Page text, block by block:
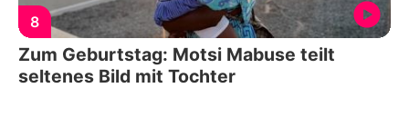
8
Zum Geburtstag: Motsi Mabuse teilt
seltenes Bild mit Tochter